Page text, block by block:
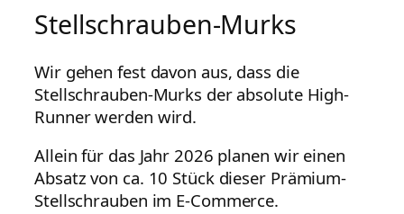
Stellschrauben-Murks
Wir gehen fest davon aus, dass die
Stellschrauben-Murks der absolute High-
Runner werden wird.
Allein für das Jahr 2026 planen wir einen
Absatz von ca. 10 Stück dieser Prämium-
Stellschrauben im E-Commerce.